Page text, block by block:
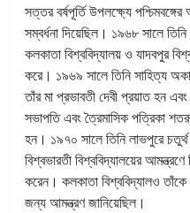
সত্তর বর্ষপূর্তি উপলক্ষ্যে
সম্বর্ধনা দিয়েছিল। ১৯৬৮ সালে
কলকাতা বিশ্ববিদ্যালয় ও যাদবপুর
করে। ১৯৬৯ সালে তিনি সাহিত্য
তাঁর মা প্রভাবতী দেবী প্রয়াত হন
সভাপতি এবং ত্রৈমাসিক পত্রিকা
হন। ১৯৭০ সালে তিনি লাভপুরে
বিশ্বভারতী বিশ্ববিদ্যালয়ের
করেন। কলকাতা বিশ্ববিদ্যালও তাঁকে
জন্য আমন্ত্রণ জানিয়েছিল।